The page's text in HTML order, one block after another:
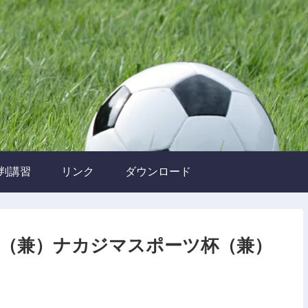
講習 リンク ダウンロード
兼）ナカジマスポーツ杯（兼）